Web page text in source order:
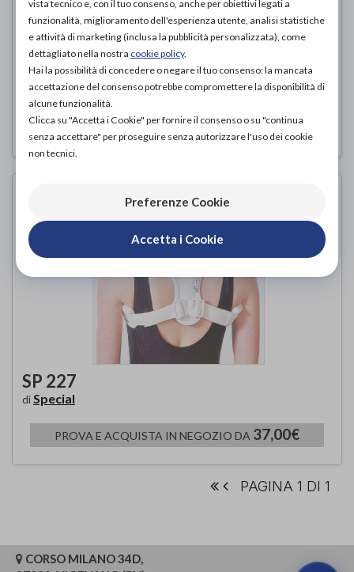
SP 2315A
diSpecial
PROVA E ACQUISTA IN NEGOZIO DA63,00€
SP 227
diSpecial
PROVA E ACQUISTA IN NEGOZIO DA 37,00€
PAGINA 1 DI 1
CORSO MILANO 34D,
vista tecnico e, con il tuo consenso, anche per obiettivi legati a
funzionalità, miglioramento dell'esperienza utente, analisi statistiche
e attività di marketing (inclusa la pubblicità personalizzata), come
dettagliato nella nostra cookie policy.
Hai la possibilità di concedere o negare il tuo consenso: la mancata
accettazione del consenso potrebbe compromettere la disponibilità di
alcune funzionalità.
Clicca su "Accetta i Cookie" per fornire il consenso o su "continua
senza accettare" per proseguire senza autorizzare l'uso dei cookie
non tecnici.
Preferenze Cookie
Accetta i Cookie